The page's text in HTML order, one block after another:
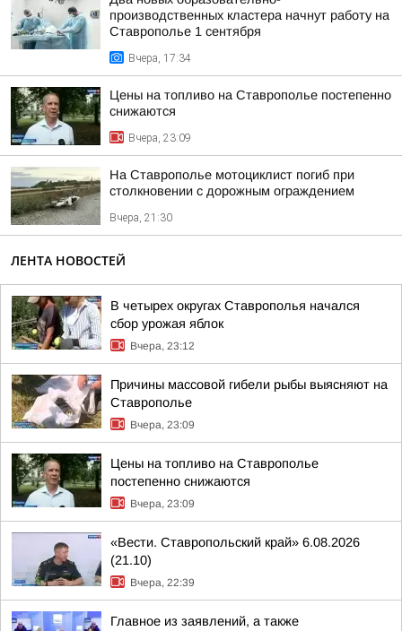
производственных кластера начнут работу на
Ставрополье 1 сентября
Вчера, 17:34
Цены на топливо на Ставрополье постепенно
снижаются
Вчера, 23:09
На Ставрополье мотоциклист погиб при
столкновении с дорожным ограждением
Вчера, 21:30
ЛЕНТА НОВОСТЕЙ
В четырех округах Ставрополья начался
сбор урожая яблок
Вчера, 23:12
Причины массовой гибели рыбы выясняют на
Ставрополье
Вчера, 23:09
Цены на топливо на Ставрополье
постепенно снижаются
Вчера, 23:09
«Вести. Ставропольский край» 6.08.2026
(21.10)
Вчера, 22:39
Главное из заявлений, а также